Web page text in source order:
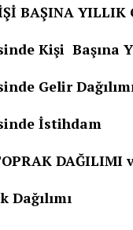
BAŞINA
Başına
Dağılımı
İstihdam
DAĞILIMI
Dağılımı